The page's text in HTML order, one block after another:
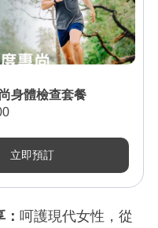
身體檢查套餐
立即預訂
呵護現代女性，從